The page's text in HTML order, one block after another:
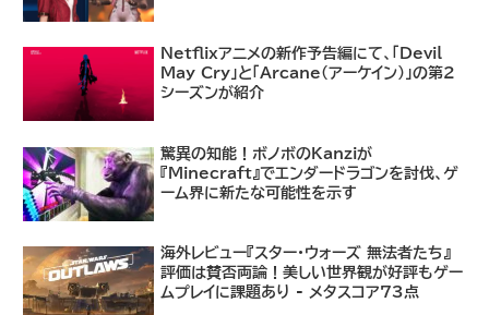
Netflixアニメの新作予告編にて、「Devil
May Cry」と「Arcane（アーケイン）」の第2
シーズンが紹介
驚異の知能！ボノボのKanziが
『Minecraft』でエンダードラゴンを討伐、ゲ
ーム界に新たな可能性を示す
海外レビュー『スター・ウォーズ 無法者たち』
評価は賛否両論！美しい世界観が好評もゲー
ムプレイに課題あり - メタスコア73点